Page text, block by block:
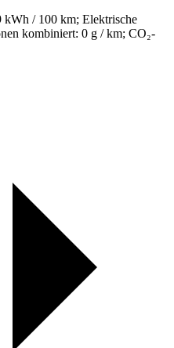
kWh / 100 km; Elektrische
kombiniert: 0 g / km; CO₂-